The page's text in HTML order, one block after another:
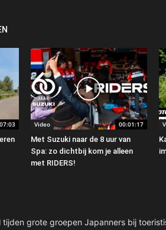
Video 00:01:17
Met Suzuki naar de 8 uur van
Spa: zo dichtbij kom je alleen
met RIDERS!
tijden grote groepen Japanners bij